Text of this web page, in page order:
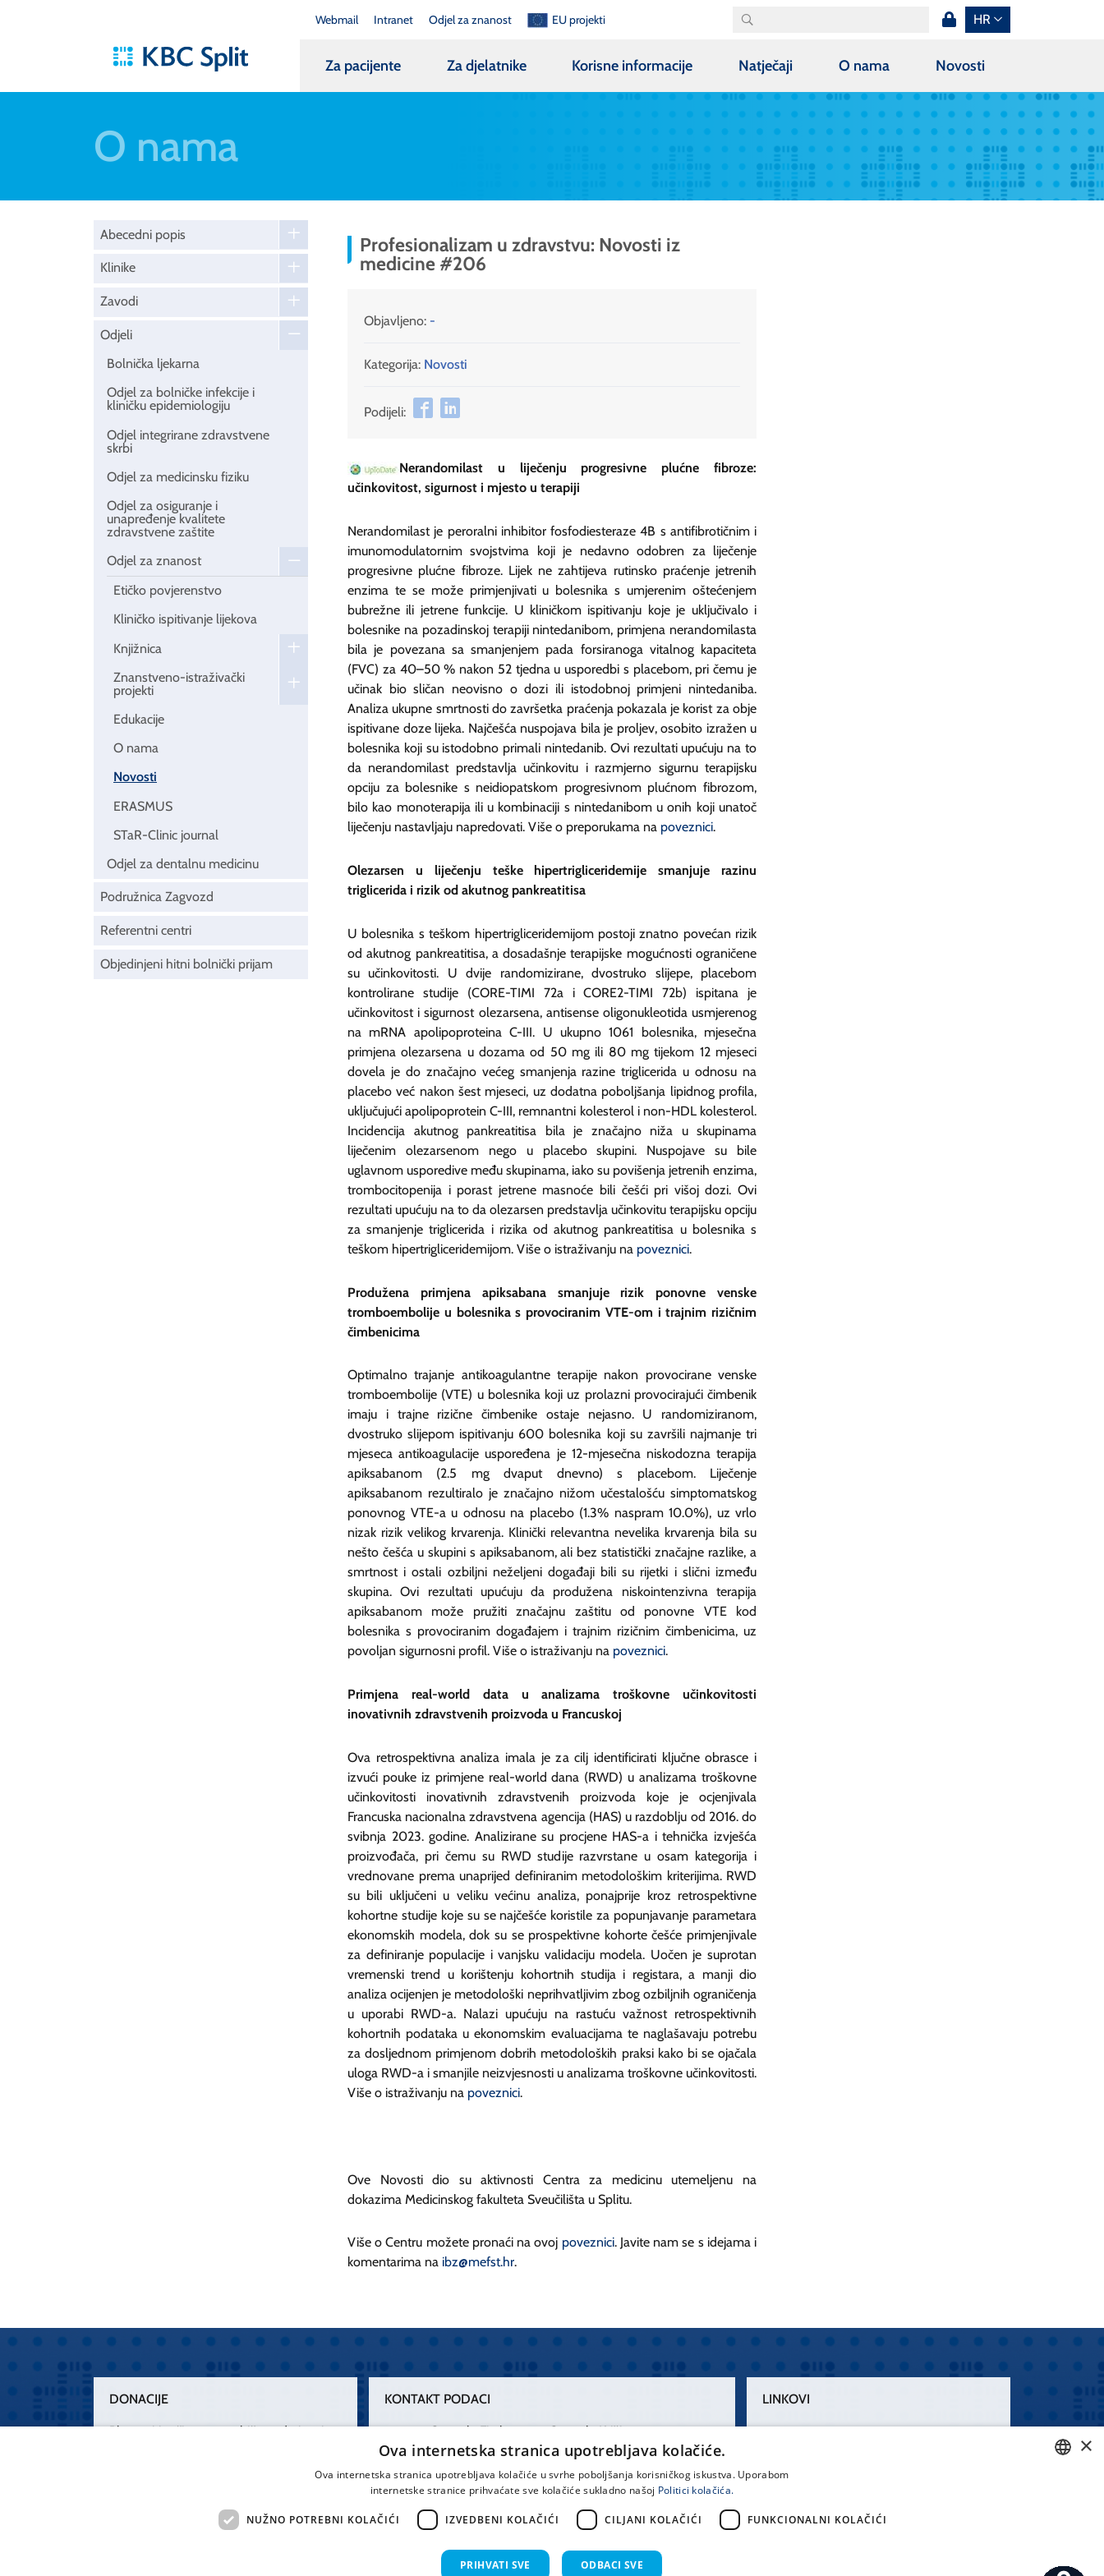
Webmail Intranet Odjel za znanost EU projekti HR
Za pacijente Za djelatnike Korisne informacije Natječaji O nama Novosti
O nama
Abecedni popis
Klinike
Zavodi
Odjeli
Bolnička ljekarna
Odjel za bolničke infekcije i
kliničku epidemiologiju
Odjel integrirane zdravstvene
skrbi
Odjel za medicinsku fiziku
Odjel za osiguranje i
unapređenje kvalitete
zdravstvene zaštite
Odjel za znanost
Etičko povjerenstvo
Kliničko ispitivanje lijekova
Knjižnica
Znanstveno-istraživački
projekti
Edukacije
O nama
Novosti
ERASMUS
STaR-Clinic journal
Odjel za dentalnu medicinu
Podružnica Zagvozd
Referentni centri
Objedinjeni hitni bolnički prijam
Profesionalizam u zdravstvu: Novosti iz
medicine #206
Objavljeno: -
Kategorija: Novosti
Podijeli:
Nerandomilast u liječenju progresivne plućne fibroze:
učinkovitost, sigurnost i mjesto u terapiji
Nerandomilast je peroralni inhibitor fosfodiesteraze 4B s antifibrotičnim i
imunomodulatornim svojstvima koji je nedavno odobren za liječenje
progresivne plućne fibroze. Lijek ne zahtijeva rutinsko praćenje jetrenih
enzima te se može primjenjivati u bolesnika s umjerenim oštećenjem
bubrežne ili jetrene funkcije. U kliničkom ispitivanju koje je uključivalo i
bolesnike na pozadinskoj terapiji nintedanibom, primjena nerandomilasta
bila je povezana sa smanjenjem pada forsiranoga vitalnog kapaciteta
(FVC) za 40–50 % nakon 52 tjedna u usporedbi s placebom, pri čemu je
učinak bio sličan neovisno o dozi ili istodobnoj primjeni nintedaniba.
Analiza ukupne smrtnosti do završetka praćenja pokazala je korist za obje
ispitivane doze lijeka. Najčešća nuspojava bila je proljev, osobito izražen u
bolesnika koji su istodobno primali nintedanib. Ovi rezultati upućuju na to
da nerandomilast predstavlja učinkovitu i razmjerno sigurnu terapijsku
opciju za bolesnike s neidiopatskom progresivnom plućnom fibrozom,
bilo kao monoterapija ili u kombinaciji s nintedanibom u onih koji unatoč
liječenju nastavljaju napredovati. Više o preporukama na poveznici.
Olezarsen u liječenju teške hipertrigliceridemije smanjuje razinu
triglicerida i rizik od akutnog pankreatitisa
U bolesnika s teškom hipertrigliceridemijom postoji znatno povećan rizik
od akutnog pankreatitisa, a dosadašnje terapijske mogućnosti ograničene
su učinkovitosti. U dvije randomizirane, dvostruko slijepe, placebom
kontrolirane studije (CORE-TIMI 72a i CORE2-TIMI 72b) ispitana je
učinkovitost i sigurnost olezarsena, antisense oligonukleotida usmjerenog
na mRNA apolipoproteina C-III. U ukupno 1061 bolesnika, mjesečna
primjena olezarsena u dozama od 50 mg ili 80 mg tijekom 12 mjeseci
dovela je do značajno većeg smanjenja razine triglicerida u odnosu na
placebo već nakon šest mjeseci, uz dodatna poboljšanja lipidnog profila,
uključujući apolipoprotein C-III, remnantni kolesterol i non-HDL kolesterol.
Incidencija akutnog pankreatitisa bila je značajno niža u skupinama
liječenim olezarsenom nego u placebo skupini. Nuspojave su bile
uglavnom usporedive među skupinama, iako su povišenja jetrenih enzima,
trombocitopenija i porast jetrene masnoće bili češći pri višoj dozi. Ovi
rezultati upućuju na to da olezarsen predstavlja učinkovitu terapijsku opciju
za smanjenje triglicerida i rizika od akutnog pankreatitisa u bolesnika s
teškom hipertrigliceridemijom. Više o istraživanju na poveznici.
Produžena primjena apiksabana smanjuje rizik ponovne venske
tromboembolije u bolesnika s provociranim VTE-om i trajnim rizičnim
čimbenicima
Optimalno trajanje antikoagulantne terapije nakon provocirane venske
tromboembolije (VTE) u bolesnika koji uz prolazni provocirajući čimbenik
imaju i trajne rizične čimbenike ostaje nejasno. U randomiziranom,
dvostruko slijepom ispitivanju 600 bolesnika koji su završili najmanje tri
mjeseca antikoagulacije uspoređena je 12-mjesečna niskodozna terapija
apiksabanom (2.5 mg dvaput dnevno) s placebom. Liječenje
apiksabanom rezultiralo je značajno nižom učestalošću simptomatskog
ponovnog VTE-a u odnosu na placebo (1.3% naspram 10.0%), uz vrlo
nizak rizik velikog krvarenja. Klinički relevantna nevelika krvarenja bila su
nešto češća u skupini s apiksabanom, ali bez statistički značajne razlike, a
smrtnost i ostali ozbiljni neželjeni događaji bili su rijetki i slični između
skupina. Ovi rezultati upućuju da produžena niskointenzivna terapija
apiksabanom može pružiti značajnu zaštitu od ponovne VTE kod
bolesnika s provociranim događajem i trajnim rizičnim čimbenicima, uz
povoljan sigurnosni profil. Više o istraživanju na poveznici.
Primjena real-world datau analizama troškovne učinkovitosti
inovativnih zdravstvenih proizvoda u Francuskoj
Ova retrospektivna analiza imala je za cilj identificirati ključne obrasce i
izvući pouke iz primjene real-world dana (RWD) u analizama troškovne
učinkovitosti inovativnih zdravstvenih proizvoda koje je ocjenjivala
Francuska nacionalna zdravstvena agencija (HAS) u razdoblju od 2016. do
svibnja 2023. godine. Analizirane su procjene HAS-a i tehnička izvješća
proizvođača, pri čemu su RWD studije razvrstane u osam kategorija i
vrednovane prema unaprijed definiranim metodološkim kriterijima. RWD
su bili uključeni u veliku većinu analiza, ponajprije kroz retrospektivne
kohortne studije koje su se najčešće koristile za popunjavanje parametara
ekonomskih modela, dok su se prospektivne kohorte češće primjenjivale
za definiranje populacije i vanjsku validaciju modela. Uočen je suprotan
vremenski trend u korištenju kohortnih studija i registara, a manji dio
analiza ocijenjen je metodološki neprihvatljivim zbog ozbiljnih ograničenja
u uporabi RWD-a. Nalazi upućuju na rastuću važnost retrospektivnih
kohortnih podataka u ekonomskim evaluacijama te naglašavaju potrebu
za dosljednom primjenom dobrih metodoloških praksi kako bi se ojačala
uloga RWD-a i smanjile neizvjesnosti u analizama troškovne učinkovitosti.
Više o istraživanju na poveznici.
Ove Novosti dio su aktivnosti Centra za medicinu utemeljenu na
dokazima Medicinskog fakulteta Sveučilišta u Splitu.
Više o Centru možete pronaći na ovoj poveznici. Javite nam se s idejama i
komentarima na ibz@mefst.hr.
DONACIJE
Plemenitim činom nesebičnog darivanja
„Zarazimo“ se dobrotom, donirajmo od
KONTAKT PODACI
Centrala Firule
021 556 111
Centrala Križine
021 557 111
Spinčićeva 1,
21000 Split
Hrvatska
office@kbsplit.hr
LINKOVI
×
Ova internetska stranica upotrebljava kolačiće.
Ova internetska stranica upotrebljava kolačiće u svrhe poboljšanja korisničkog iskustva. Uporabom
internetske stranice prihvaćate sve kolačiće sukladno našoj Politici kolačića.
NUŽNO POTREBNI KOLAČIĆI IZVEDBENI KOLAČIĆI CILJANI KOLAČIĆI FUNKCIONALNI KOLAČIĆI
PRIHVATI SVE ODBACI SVE